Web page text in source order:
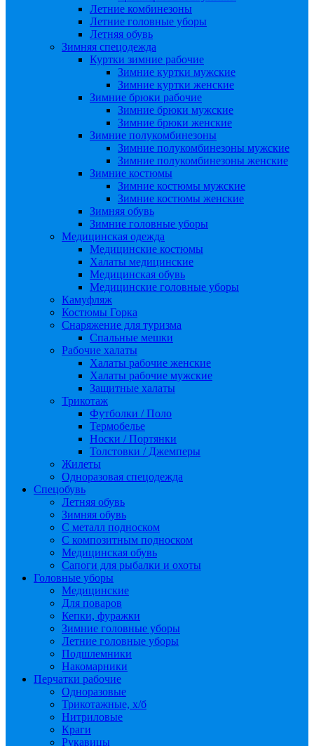
Летние комбинезоны
Летние головные уборы
Летняя обувь
Зимняя спецодежда
Куртки зимние рабочие
Зимние куртки мужские
Зимние куртки женские
Зимние брюки рабочие
Зимние брюки мужские
Зимние брюки женские
Зимние полукомбинезоны
Зимние полукомбинезоны мужские
Зимние полукомбинезоны женские
Зимние костюмы
Зимние костюмы мужские
Зимние костюмы женские
Зимняя обувь
Зимние головные уборы
Медицинская одежда
Медицинские костюмы
Халаты медицинские
Медицинская обувь
Медицинские головные уборы
Камуфляж
Костюмы Горка
Снаряжение для туризма
Спальные мешки
Рабочие халаты
Халаты рабочие женские
Халаты рабочие мужские
Защитные халаты
Трикотаж
Футболки / Поло
Термобелье
Носки / Портянки
Толстовки / Джемперы
Жилеты
Одноразовая спецодежда
Спецобувь
Летняя обувь
Зимняя обувь
С металл подноском
С композитным подноском
Медицинская обувь
Сапоги для рыбалки и охоты
Головные уборы
Медицинские
Для поваров
Кепки, фуражки
Зимние головные уборы
Летние головные уборы
Подшлемники
Накомарники
Перчатки рабочие
Одноразовые
Трикотажные, х/б
Нитриловые
Краги
Рукавицы